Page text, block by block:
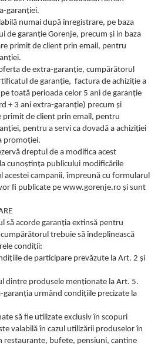
garanției.
numai după înregistrare, pe baza
de garanție Gorenje, precum și in baza
primit de client prin email, pentru
de extra-garanție, cumpărătorul
de garanție, factura de achiziție a
toată perioada celor 5 ani de garanție
+ 3 ani extra-garanție) precum și
primit de client prin email, pentru
pentru a servi ca dovadă a achiziției
promoției.
dreptul de a modifica acest
cunoștința publicului modificările
acestei campanii, împreună cu formularul
fi publicate pe www.gorenje.ro și sunt
să acorde garanția extinsă pentru
trebuie să îndeplinească
condiții:
de participare prevăzute la Art. 2 și
dintre produsele menționate la Art. 5.
garanția urmând condițiile precizate la
să fie utilizate exclusiv în scopuri
valabilă în cazul utilizării produselor în
restaurante, bufete, pensiuni, cantine